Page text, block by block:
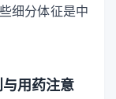
细分体征是中
用药注意